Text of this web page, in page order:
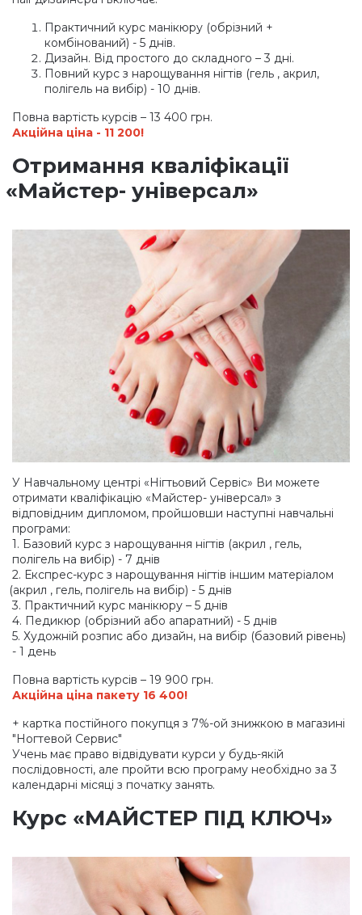
Практичний курс манікюру (обрізний +
комбінований) - 5 днів.
Дизайн. Від простого до складного – 3 дні.
Повний курс з нарощування нігтів (гель , акрил,
полігель на вибір) - 10 днів.
Повна вартість курсів – 13 400 грн.
Акційна ціна - 11 200!
Отримання кваліфікації
«Майстер- універсал»
У Навчальному центрі «Нігтьовий Сервіс» Ви можете
отримати кваліфікацію «Майстер- універсал» з
відповідним дипломом, пройшовши наступні навчальні
програми:
1. Базовий курс з нарощування нігтів (акрил , гель,
полігель на вибір) - 7 днів
2. Експрес-курс з нарощування нігтів іншим матеріалом
(акрил , гель, полігель на вибір) - 5 днів
3. Практичний курс манікюру – 5 днів
4. Педикюр (обрізний або апаратний) - 5 днів
5. Художній розпис або дизайн, на вибір (базовий рівень)
- 1 день
Повна вартість курсів – 19 900 грн.
Акційна ціна пакету 16 400!
+ картка постійного покупця з 7%-ой знижкою в магазині
"Ногтевой Сервис"
Учень має право відвідувати курси у будь-якій
послідовності, але пройти всю програму необхідно за 3
календарні місяці з початку занять.
Курс «МАЙСТЕР ПІД КЛЮЧ»